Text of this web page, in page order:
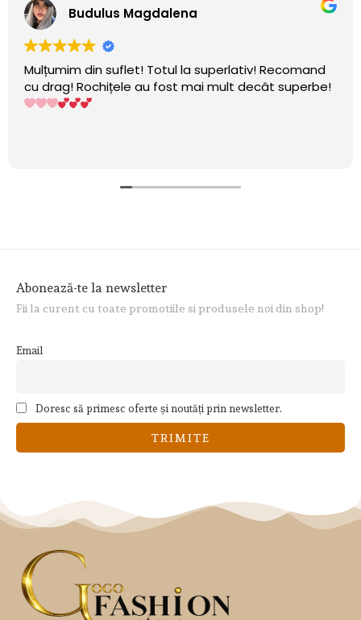
Budulus Magdalena
Mulțumim din suflet! Totul la superlativ! Recomand
cu drag! Rochițele au fost mai mult decât superbe!
Abonează-te la newsletter
Fii la curent cu toate promotiile si produsele noi din shop!
Email
Doresc să primesc oferte și noutăți prin newsletter.